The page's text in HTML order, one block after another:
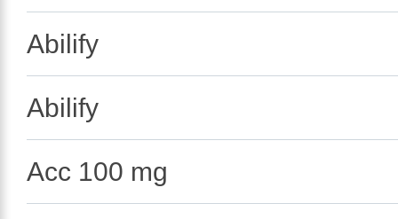
Abilify
Abilify
Acc 100 mg